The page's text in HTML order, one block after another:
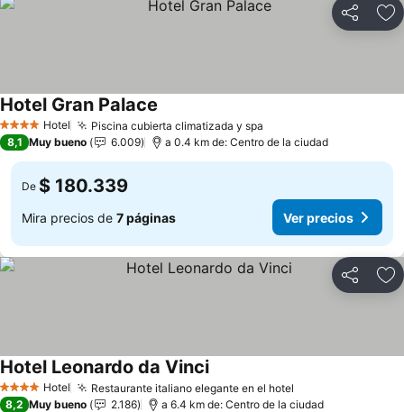
Compartir
4 EstrellasHotel Piscina cubierta climatizada y spa
Hotel Gran Palace
8,1 Muy bueno 6.009 a 0.4 km de: Centro de la ciudad
De $ 180.339
Mira precios de 7 páginas Ver precios
Compartir
4 EstrellasHotel Restaurante italiano elegante en el hotel
Hotel Leonardo da VinciVer precios
8,2 Muy bueno 2.186 a 6.4 km de: Centro de la ciudad